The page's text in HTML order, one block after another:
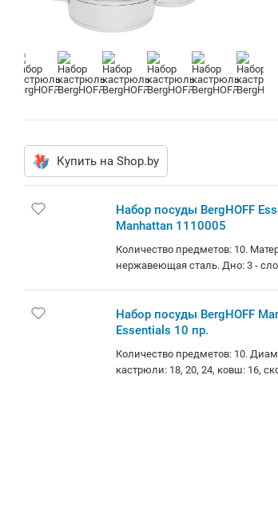
Купить на Shop.by
Набор посуды BergHOFF
Manhattan 1110005
Количество предметов: 10.
нержавеющая сталь. Дно: 3 -
Набор посуды BergHOFF
Essentials 10 пр.
Количество предметов: 10.
кастрюли: 18, 20, 24, ковш: 16,